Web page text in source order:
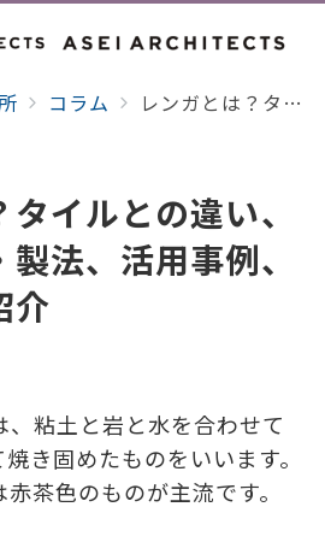
コラム レンガとは？タイルとの違い、特徴、種類・製法、活用事例、購入方法を紹介
イルとの違い、
法、活用事例、
介
、粘土と岩と水を合わせて
き固めたものをいいます。
茶色のものが主流です。